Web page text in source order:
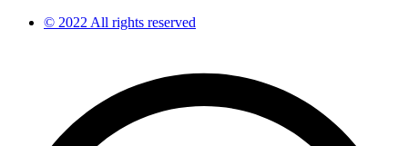
© 2022 All rights reserved